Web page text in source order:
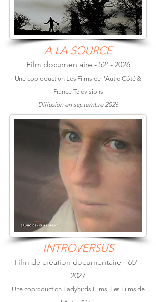
A LA SOURCE
Film documentaire - 52' - 2026
Une coproduction Les Films de l'Autre Côté &
France Télévisions
Diffusion en septembre 2026
INTROVERSUS
Film de création documentaire - 65' -
2027
Une coproduction Ladybirds Films, Les Films de